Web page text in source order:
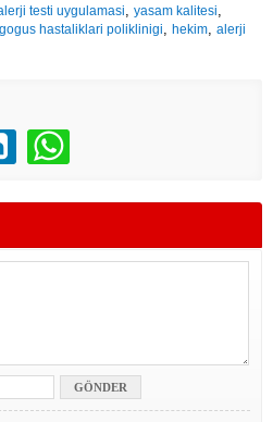
testi uygulamasi,yasam kalitesi,
gogus hastaliklari poliklinigi, hekim, alerji